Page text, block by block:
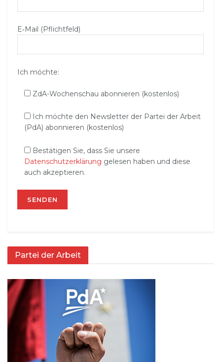
E‑Mail (Pflichtfeld)
Ich möchte:
ZdA-Wochenschau abonnieren (kostenlos)
Ich möchte den Newsletter der Partei der Arbeit
(PdA) abonnieren (kostenlos)
Bestätigen Sie, dass Sie unsere
Datenschutzerklärung gelesen haben und diese
auch akzeptieren.
Partei der Arbeit